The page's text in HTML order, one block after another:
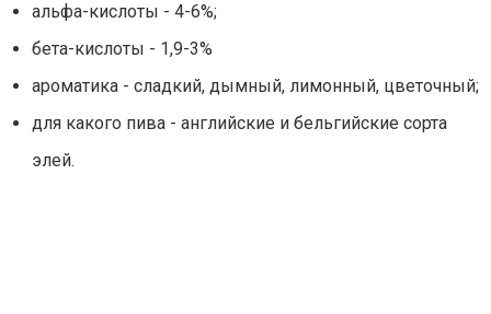
альфа-кислоты - 4-6%;
бета-кислоты - 1,9-3%
ароматика - сладкий, дымный, лимонный, цветочный;
для какого пива - английские и бельгийские сорта
элей.